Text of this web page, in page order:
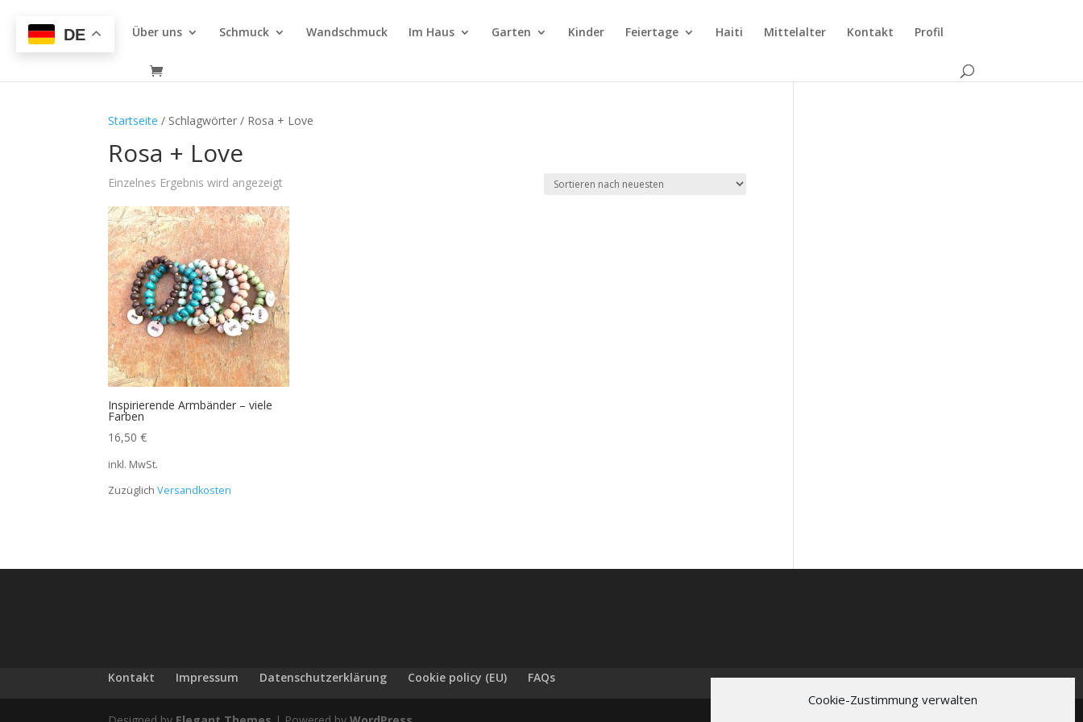
Cookie-Zustimmung verwalten
Über uns Schmuck Wandschmuck Im Haus Garten Kinder Feiertage Haiti Mittelalter Kontakt Profil
Startseite / Schlagwörter / Rosa + Love
Rosa + Love
Einzelnes Ergebnis wird angezeigt
Inspirierende Armbänder – viele
Farben
16,50€
inkl. MwSt.
ZuzüglichVersandkosten
Kontakt Impressum Datenschutzerklärung Cookie policy (EU) FAQs
DE